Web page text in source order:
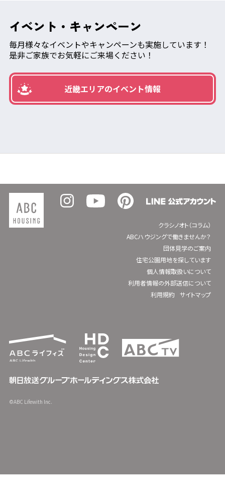
イベント・キャンペーン
毎月様々なイベントやキャンペーンも実施しています！
是非ご家族でお気軽にご来場ください！
近畿エリアのイベント情報
クラシノオト（コラム）
ABCハウジングで働きませんか？
団体見学のご案内
住宅公園用地を探しています
個人情報取扱いについて
利用者情報の外部送信について
利用規約
サイトマップ
©ABC Lifewith Inc.